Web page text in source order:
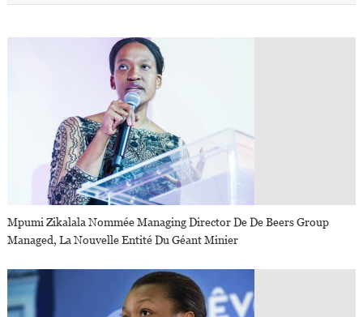
Mpumi Zikalala Nommée Managing Director De De Beers Group
Managed, La Nouvelle Entité Du Géant Minier